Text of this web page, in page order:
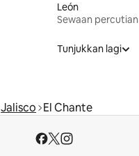
León
Sewaan percutian
Tunjukkan lagi
Jalisco El Chante